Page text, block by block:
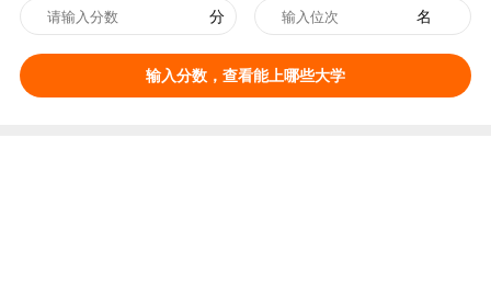
分 名
输入分数，查看能上哪些大学